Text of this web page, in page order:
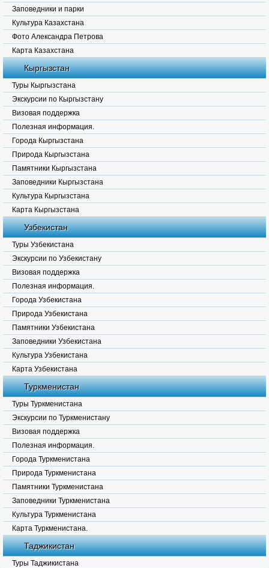
Заповедники и парки
Культура Казахстана
Фото Александра Петрова
Карта Казахстана
Кыргызстан
Туры Кыргызстана
Экскурсии по Кыргызстану
Визовая поддержка
Полезная информация.
Города Кыргызстана
Природа Кыргызстана
Памятники Кыргызстана
Заповедники Кыргызстана
Культура Кыргызстана
Карта Кыргызстана
Узбекистан
Туры Узбекистана
Экскурсии по Узбекистану
Визовая поддержка
Полезная информация.
Города Узбекистана
Природа Узбекистана
Памятники Узбекистана
Заповедники Узбекистана
Культура Узбекистана
Карта Узбекистана
Туркменистан
Туры Туркменистана
Экскурсии по Туркменистану
Визовая поддержка
Полезная информация.
Города Туркменистана
Природа Туркменистана
Памятники Туркменистана
Заповедники Туркменистана
Культура Туркменистана
Карта Туркменистана.
Таджикистан
Туры Таджикистана